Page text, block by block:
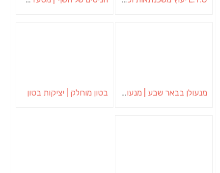
מנעולן בבאר שבע | מנעולן באופקים | ויטלי המנעולן בטון מוחלק | יציקות בטון